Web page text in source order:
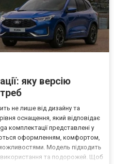
яку версію
не лише від дизайну та
оснащення, який відповідає
комплектації представлені у
оформленням, комфортом,
Модель підходить
використання та подорожей. Щоб